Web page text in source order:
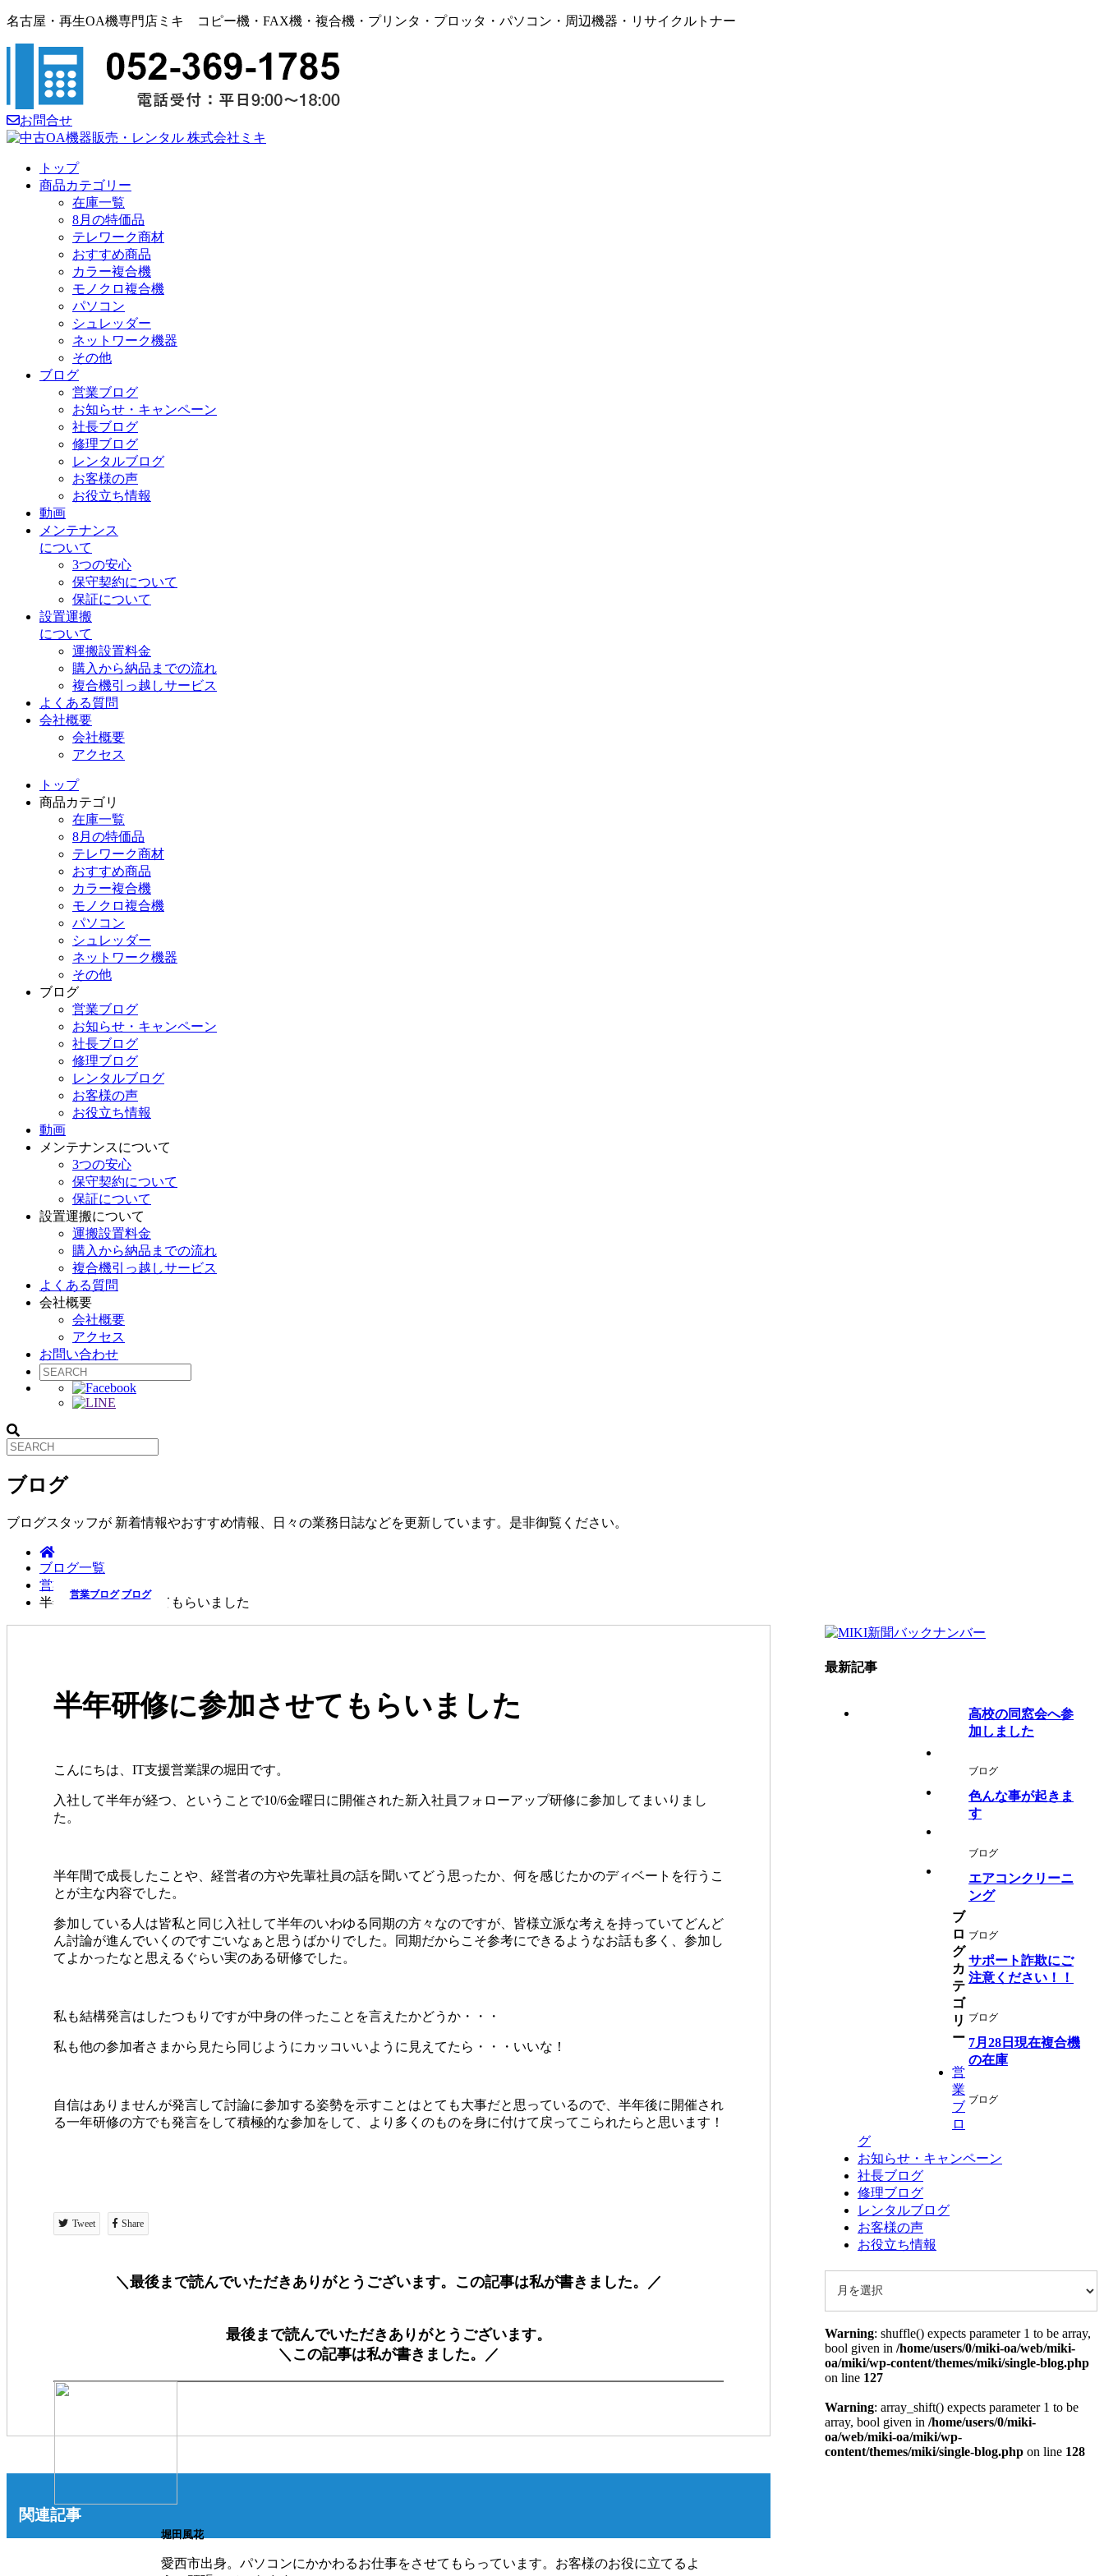
名古屋・再生OA機専門店ミキ コピー機・FAX機・複合機・プリンタ・プロッタ・パソコン・周辺機器・リサイクルトナー
お問合せ
トップ
商品カテゴリー
在庫一覧
8月の特価品
テレワーク商材
おすすめ商品
カラー複合機
モノクロ複合機
パソコン
シュレッダー
ネットワーク機器
その他
ブログ
営業ブログ
お知らせ・キャンペーン
社長ブログ
修理ブログ
レンタルブログ
お客様の声
お役立ち情報
動画
メンテナンス
について
3つの安心
保守契約について
保証について
設置運搬
について
運搬設置料金
購入から納品までの流れ
複合機引っ越しサービス
よくある質問
会社概要
会社概要
アクセス
トップ
商品カテゴリ
在庫一覧
8月の特価品
テレワーク商材
おすすめ商品
カラー複合機
モノクロ複合機
パソコン
シュレッダー
ネットワーク機器
その他
ブログ
営業ブログ
お知らせ・キャンペーン
社長ブログ
修理ブログ
レンタルブログ
お客様の声
お役立ち情報
動画
メンテナンスについて
3つの安心
保守契約について
保証について
設置運搬について
運搬設置料金
購入から納品までの流れ
複合機引っ越しサービス
よくある質問
会社概要
会社概要
アクセス
お問い合わせ
ブログ
ブログスタッフが 新着情報やおすすめ情報、日々の業務日誌などを更新しています。是非御覧ください。
ブログ一覧
営業ブログ
半年研修に参加させてもらいました
営業ブログ ブログ
半年研修に参加させてもらいました
こんにちは、IT支援営業課の堀田です。
入社して半年が経つ、ということで10/6金曜日に開催された新入社員フォローアップ研修に参加してまいりまし
た。
半年間で成長したことや、経営者の方や先輩社員の話を聞いてどう思ったか、何を感じたかのディベートを行うこ
とが主な内容でした。
参加している人は皆私と同じ入社して半年のいわゆる同期の方々なのですが、皆様立派な考えを持っていてどんど
ん討論が進んでいくのですごいなぁと思うばかりでした。同期だからこそ参考にできるようなお話も多く、参加し
てよかったなと思えるぐらい実のある研修でした。
私も結構発言はしたつもりですが中身の伴ったことを言えたかどうか・・・
私も他の参加者さまから見たら同じようにカッコいいように見えてたら・・・いいな！
自信はありませんが発言して討論に参加する姿勢を示すことはとても大事だと思っているので、半年後に開催され
る一年研修の方でも発言をして積極的な参加をして、より多くのものを身に付けて戻ってこられたらと思います！
Tweet Share
＼最後まで読んでいただきありがとうございます。この記事は私が書きました。／
最後まで読んでいただきありがとうございます。
＼この記事は私が書きました。／
堀田風花
愛西市出身。パソコンにかかわるお仕事をさせてもらっています。お客様のお役に立てるよ
関連記事
最新記事
高校の同窓会へ参
加しました
ブログ
色んな事が起きま
す
ブログ
エアコンクリーニ
ング
ブログ
サポート詐欺にご
注意ください！！
ブログ
7月28日現在複合機
の在庫
ブログ
ブ
ロ
グ
カ
テ
ゴ
リ
ー
営
業
ブ
ロ
グ
お知らせ・キャンペーン
社長ブログ
修理ブログ
レンタルブログ
お客様の声
お役立ち情報
Warning: shuffle() expects parameter 1 to be array,
bool given in /home/users/0/miki-oa/web/miki-
oa/miki/wp-content/themes/miki/single-blog.php
on line 127
Warning: array_shift() expects parameter 1 to be
array, bool given in /home/users/0/miki-
oa/web/miki-oa/miki/wp-
content/themes/miki/single-blog.php on line 128